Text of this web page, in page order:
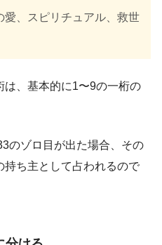
愛、スピリチュアル、救世
、基本的に1〜9の一桁の
のゾロ目が出た場合、その
持ち主として占われるので